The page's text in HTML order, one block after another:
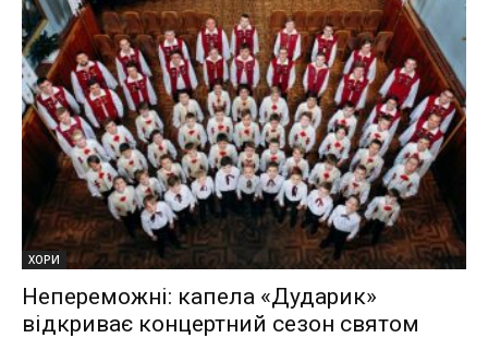
ХОРИ
Непереможні: капела «Дударик»
відкриває концертний сезон святом